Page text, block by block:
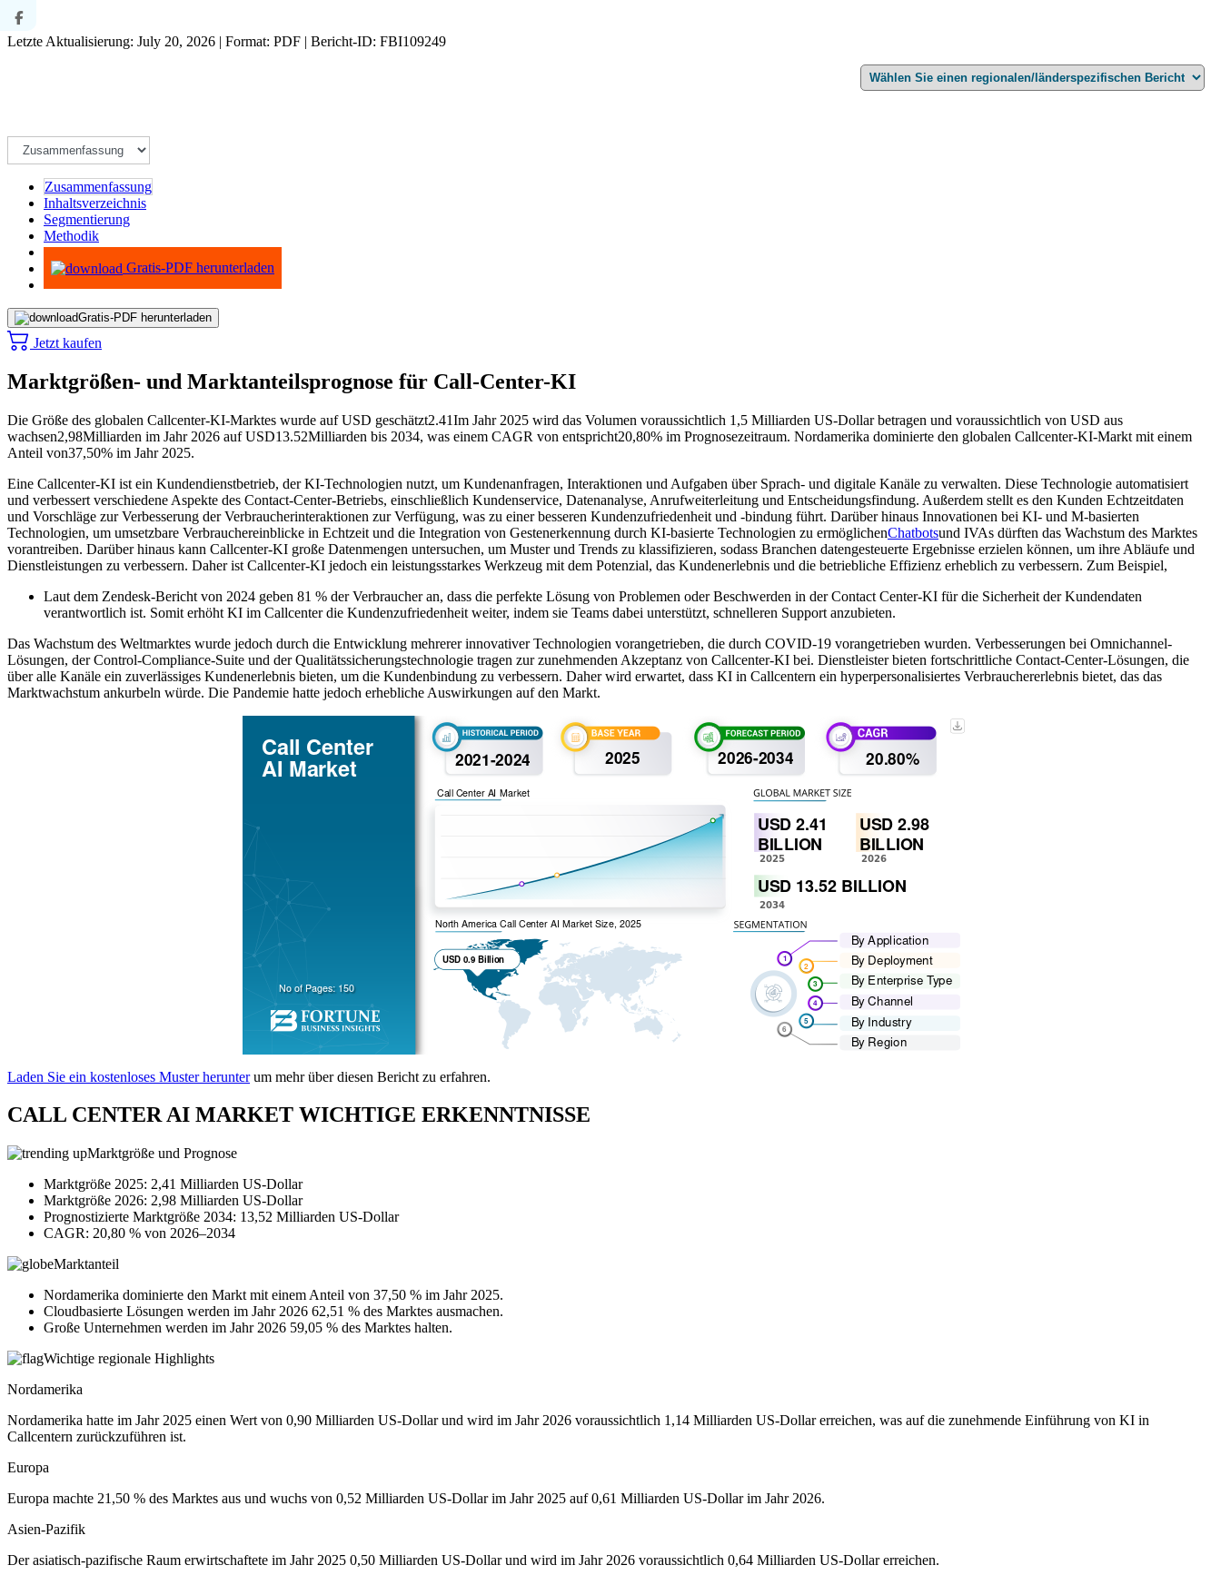
Letzte Aktualisierung: July 20, 2026 | Format: PDF | Bericht-ID: FBI109249
Zusammenfassung
Inhaltsverzeichnis
Segmentierung
Methodik
Infografiken
Gratis-PDF herunterladen
Gratis-PDF herunterladen
Jetzt kaufen
Marktgrößen- und Marktanteilsprognose für Call-Center-KI
Die Größe des globalen Callcenter-KI-Marktes wurde auf USD geschätzt2.41Im Jahr 2025 wird das Volumen voraussichtlich 1,5 Milliarden US-Dollar betragen und voraussichtlich von USD aus
wachsen2,98Milliarden im Jahr 2026 auf USD13.52Milliarden bis 2034, was einem CAGR von entspricht20,80% im Prognosezeitraum. Nordamerika dominierte den globalen Callcenter-KI-Markt mit einem
Anteil von37,50% im Jahr 2025.
Eine Callcenter-KI ist ein Kundendienstbetrieb, der KI-Technologien nutzt, um Kundenanfragen, Interaktionen und Aufgaben über Sprach- und digitale Kanäle zu verwalten. Diese Technologie automatisiert
und verbessert verschiedene Aspekte des Contact-Center-Betriebs, einschließlich Kundenservice, Datenanalyse, Anrufweiterleitung und Entscheidungsfindung. Außerdem stellt es den Kunden Echtzeitdaten
und Vorschläge zur Verbesserung der Verbraucherinteraktionen zur Verfügung, was zu einer besseren Kundenzufriedenheit und -bindung führt. Darüber hinaus Innovationen bei KI- und M-basierten
Technologien, um umsetzbare Verbrauchereinblicke in Echtzeit und die Integration von Gestenerkennung durch KI-basierte Technologien zu ermöglichenChatbotsund IVAs dürften das Wachstum des Marktes
vorantreiben. Darüber hinaus kann Callcenter-KI große Datenmengen untersuchen, um Muster und Trends zu klassifizieren, sodass Branchen datengesteuerte Ergebnisse erzielen können, um ihre Abläufe und
Dienstleistungen zu verbessern. Daher ist Callcenter-KI jedoch ein leistungsstarkes Werkzeug mit dem Potenzial, das Kundenerlebnis und die betriebliche Effizienz erheblich zu verbessern. Zum Beispiel,
Laut dem Zendesk-Bericht von 2024 geben 81 % der Verbraucher an, dass die perfekte Lösung von Problemen oder Beschwerden in der Contact Center-KI für die Sicherheit der Kundendaten
verantwortlich ist. Somit erhöht KI im Callcenter die Kundenzufriedenheit weiter, indem sie Teams dabei unterstützt, schnelleren Support anzubieten.
Das Wachstum des Weltmarktes wurde jedoch durch die Entwicklung mehrerer innovativer Technologien vorangetrieben, die durch COVID-19 vorangetrieben wurden. Verbesserungen bei Omnichannel-
Lösungen, der Control-Compliance-Suite und der Qualitätssicherungstechnologie tragen zur zunehmenden Akzeptanz von Callcenter-KI bei. Dienstleister bieten fortschrittliche Contact-Center-Lösungen, die
über alle Kanäle ein zuverlässiges Kundenerlebnis bieten, um die Kundenbindung zu verbessern. Daher wird erwartet, dass KI in Callcentern ein hyperpersonalisiertes Verbrauchererlebnis bietet, das das
Marktwachstum ankurbeln würde. Die Pandemie hatte jedoch erhebliche Auswirkungen auf den Markt.
Laden Sie ein kostenloses Muster herunterum mehr über diesen Bericht zu erfahren.
CALL CENTER AI MARKET WICHTIGE ERKENNTNISSE
Marktgröße und Prognose
Marktgröße 2025: 2,41 Milliarden US-Dollar
Marktgröße 2026: 2,98 Milliarden US-Dollar
Prognostizierte Marktgröße 2034: 13,52 Milliarden US-Dollar
CAGR: 20,80 % von 2026–2034
Marktanteil
Nordamerika dominierte den Markt mit einem Anteil von 37,50 % im Jahr 2025.
Cloudbasierte Lösungen werden im Jahr 2026 62,51 % des Marktes ausmachen.
Große Unternehmen werden im Jahr 2026 59,05 % des Marktes halten.
Wichtige regionale Highlights
Nordamerika
Nordamerika hatte im Jahr 2025 einen Wert von 0,90 Milliarden US-Dollar und wird im Jahr 2026 voraussichtlich 1,14 Milliarden US-Dollar erreichen, was auf die zunehmende Einführung von KI in
Callcentern zurückzuführen ist.
Europa
Europa machte 21,50 % des Marktes aus und wuchs von 0,52 Milliarden US-Dollar im Jahr 2025 auf 0,61 Milliarden US-Dollar im Jahr 2026.
Asien-Pazifik
Der asiatisch-pazifische Raum erwirtschaftete im Jahr 2025 0,50 Milliarden US-Dollar und wird im Jahr 2026 voraussichtlich 0,64 Milliarden US-Dollar erreichen.